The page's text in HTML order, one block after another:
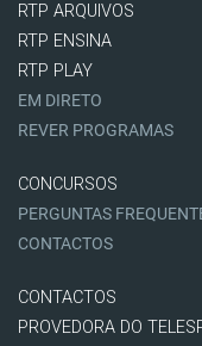
RTP ARQUIVOS
RTP ENSINA
RTP PLAY
EM DIRETO
REVER PROGRAMAS
CONCURSOS
PERGUNTAS
CONTACTOS
CONTACTOS
PROVEDORA DO